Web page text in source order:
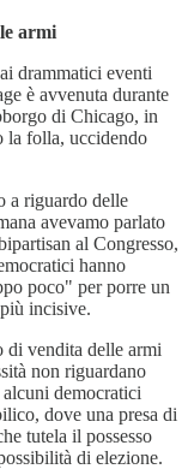
armi
drammatici eventi
è avvenuta durante
di Chicago, in
la folla, uccidendo
a riguardo delle
avevamo parlato
al Congresso,
hanno
poco" per porre un
incisive.
di vendita delle armi
non riguardano
democratici
dove una presa di
tutela il possesso
di elezione.